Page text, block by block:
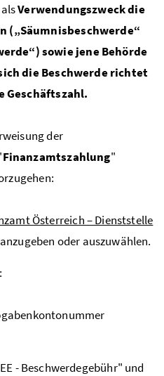
alsVerwendungszweck die
(„Säumnisbeschwerde“
sowie jene Behörde
die Beschwerde richtet
Geschäftszahl.
der
Finanzamtszahlung"
Österreich – Dienststelle
anzugeben oder auszuwählen.
- Beschwerdegebühr" und